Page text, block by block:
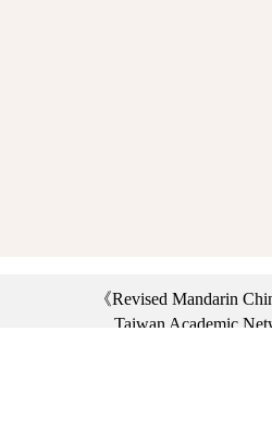
《Revised Mandarin
Taiwan Academic